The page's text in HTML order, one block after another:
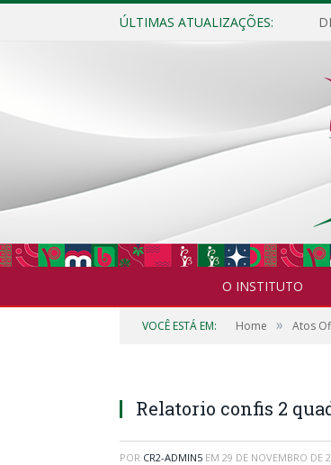
ÚLTIMAS ATUALIZAÇÕES:
O INSTITUTO
VOCÊ ESTÁ EM: Home » Atos
Relatorio confis 2
POR CR2-ADMIN5 EM 29 DE NOVEMBRO DE